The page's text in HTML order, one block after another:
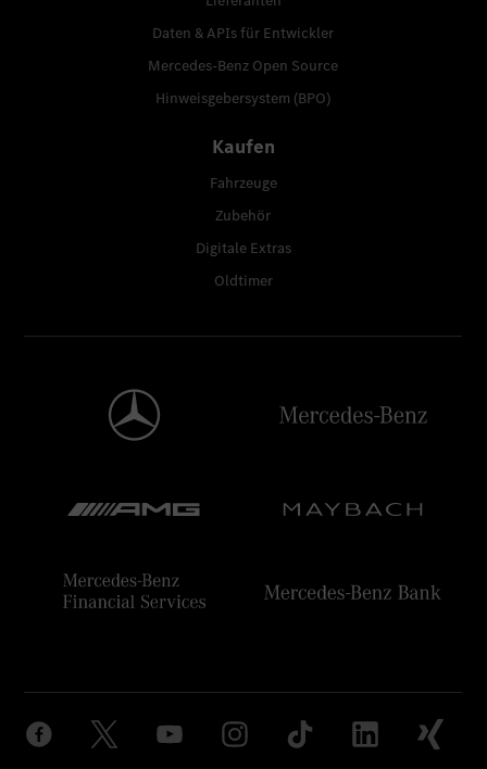
Daten & APIs für Entwickler
Mercedes-Benz Open Source
Hinweisgebersystem (BPO)
Kaufen
Fahrzeuge
Zubehör
Digitale Extras
Oldtimer